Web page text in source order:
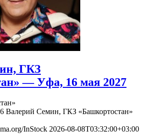
ГКЗ
— Уфа, 16 мая 2027
Валерий Семин, ГКЗ «Башкортостан»
InStock 2026-08-08T03:32:00+03:00